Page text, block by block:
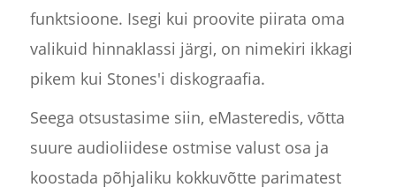
funktsioone. Isegi kui proovite piirata oma
valikuid hinnaklassi järgi, on nimekiri ikkagi
pikem kui Stones'i diskograafia.
Seega otsustasime siin, eMasteredis, võtta
suure audioliidese ostmise valust osa ja
koostada põhjaliku kokkuvõtte parimatest